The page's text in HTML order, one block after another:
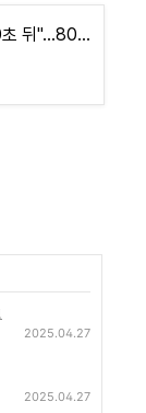
뉴스이슈/ "행인 지나고 10초 뒤"…80대 운전자 인도 돌진/ 채널A
2025.04.27
2025.04.27